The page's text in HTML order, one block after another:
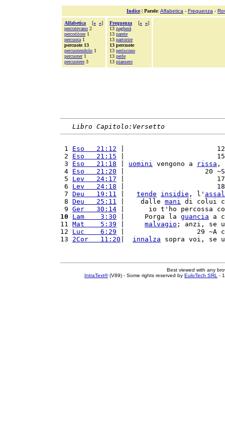
Indice| Parole: Alfabetica - Frequenza -
Alfabetica [« »]
percotevano 2
percotitore 1
percuota 1
percuote 13
percuotendolo 1
percuoter1
percuotere 3
Frequenza [« »]
13 pagherà
13 parete
13 partorire
13 percuote
13 periscono
13 perle
13 piansero
Libro Capitolo:Versetto
1 Eso   21:12 |                       12
2 Eso   21:15 |                       15
3 Eso   21:18 uomini vengono a rissa ,
4 Eso   21:20 |                    20
5 Lev   24:17 |                       17
6 Lev   24:18 |                       18
7 Deu   19:11 tende insidie , l'
8 Deu   25:11 |    dalle mani di colui
9 Ger   30:14 |      io t'ho percossa
10
Lam    3:30 |     Porga la guancia a
11 Mat    5:39 malvagio ; anzi, se
12 Luc    6:29 |                  29 ~A
13 2Cor   11:20 innalza sopra voi, se
Best viewed with any
IntraText®(V89) - Some rights reserved by EuloTech SRL -